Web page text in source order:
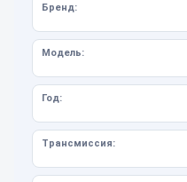
Бренд:
Модель:
Год:
Трансмиссия: